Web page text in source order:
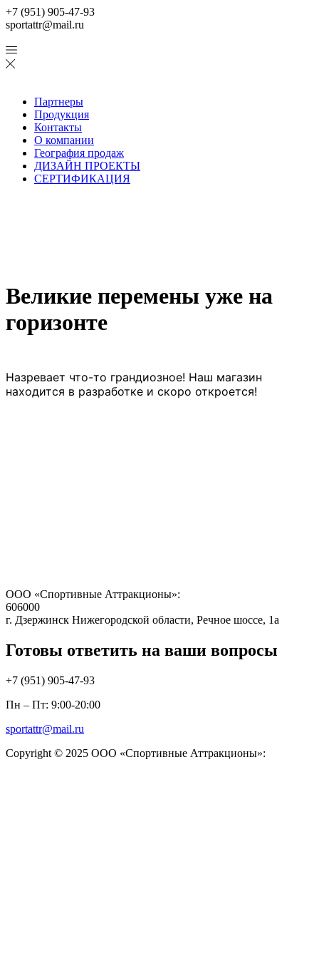
+7 (951) 905-47-93
sportattr@mail.ru
Партнеры
Продукция
Контакты
О компании
География продаж
ДИЗАЙН ПРОЕКТЫ
СЕРТИФИКАЦИЯ
Великие перемены уже на
горизонте
Назревает что-то грандиозное! Наш магазин
находится в разработке и скоро откроется!
ООО «Спортивные Аттракционы»:
606000
г. Дзержинск Нижегородской области, Речное шоссе, 1а
Готовы ответить на ваши вопросы
+7 (951) 905-47-93
Пн – Пт: 9:00-20:00
sportattr@mail.ru
Copyright © 2025 ООО «Спортивные Аттракционы»: